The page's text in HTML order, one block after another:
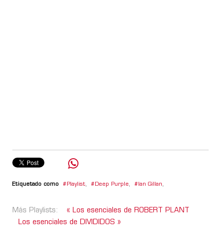
Etiquetado como Playlist, Deep Purple, Ian Gillan,
Más Playlists:
« Los esenciales de ROBERT PLANT
Los esenciales de DIVIDIDOS »